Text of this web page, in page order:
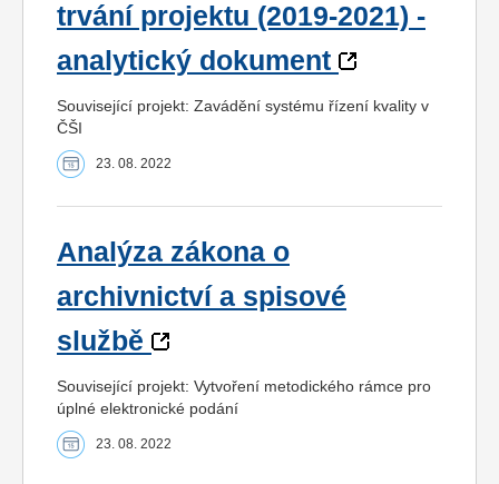
trvání projektu (2019-2021) -
analytický dokument
Související projekt: Zavádění systému řízení kvality v
ČŠI
23. 08. 2022
Analýza zákona o
archivnictví a spisové
službě
Související projekt: Vytvoření metodického rámce pro
úplné elektronické podání
23. 08. 2022